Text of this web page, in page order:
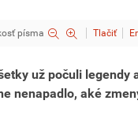
písma Tlačiť
už počuli legendy
nenapadlo, aké